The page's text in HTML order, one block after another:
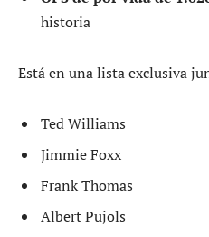
historia
Está en una lista exclusiva
Ted Williams
Jimmie Foxx
Frank Thomas
Albert Pujols